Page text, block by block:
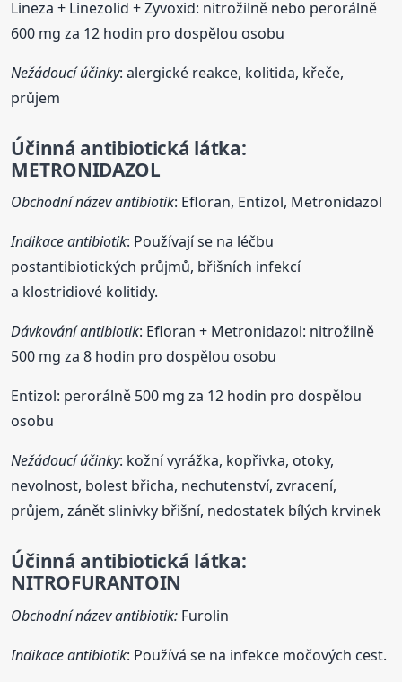
Lineza + Linezolid + Zyvoxid: nitrožilně nebo perorálně
600 mg za 12 hodin pro dospělou osobu
Nežádoucí účinky: alergické reakce, kolitida, křeče,
průjem
Účinná antibiotická látka:
METRONIDAZOL
Obchodní název antibiotik: Efloran, Entizol, Metronidazol
Indikace antibiotik: Používají se na léčbu
postantibiotických průjmů, břišních infekcí
a klostridiové kolitidy.
Dávkování antibiotik: Efloran + Metronidazol: nitrožilně
500 mg za 8 hodin pro dospělou osobu
Entizol: perorálně 500 mg za 12 hodin pro dospělou
osobu
Nežádoucí účinky: kožní vyrážka, kopřivka, otoky,
nevolnost, bolest břicha, nechutenství, zvracení,
průjem, zánět slinivky břišní, nedostatek bílých krvinek
Účinná antibiotická látka:
NITROFURANTOIN
Obchodní název antibiotik: Furolin
Indikace antibiotik: Používá se na infekce močových cest.